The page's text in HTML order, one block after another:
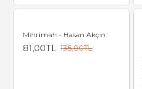
Mihrimah - Hasan Akçın
81,00TL 135,00TL